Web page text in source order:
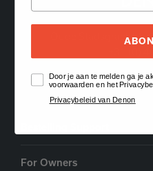
Oude Stadsgracht 1,
Vind
For Owners
Door je aan te melden ga je
voorwaarden en het
Privacybeleid van Denon